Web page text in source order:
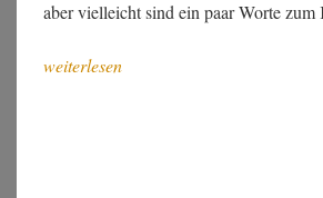
aber viel­leicht sind ein paar Wor­te
„Zivil­
weiterlesen